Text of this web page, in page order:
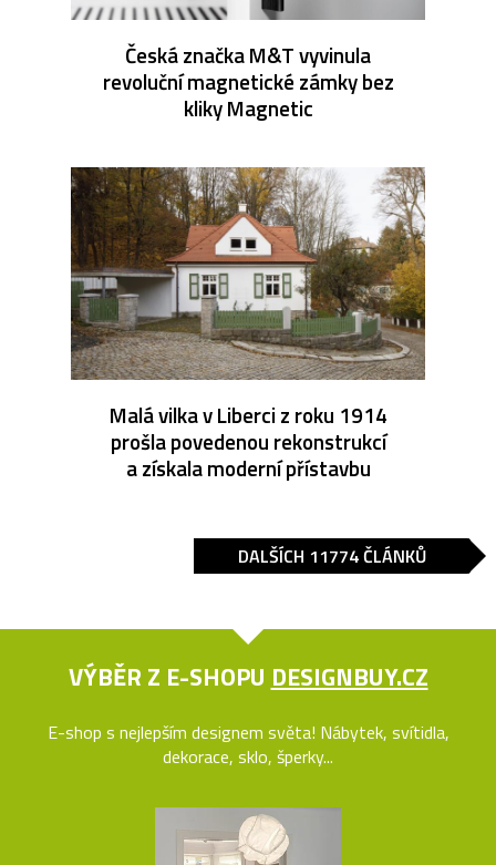
Česká značka M&T vyvinula
revoluční magnetické zámky bez
kliky Magnetic
Malá vilka v Liberci z roku 1914
prošla povedenou rekonstrukcí
a získala moderní přístavbu
DALŠÍCH 11774 ČLÁNKŮ
VÝBĚR Z E-SHOPU DESIGNBUY.CZ
E-shop s nejlepším designem světa! Nábytek, svítidla,
dekorace, sklo, šperky...